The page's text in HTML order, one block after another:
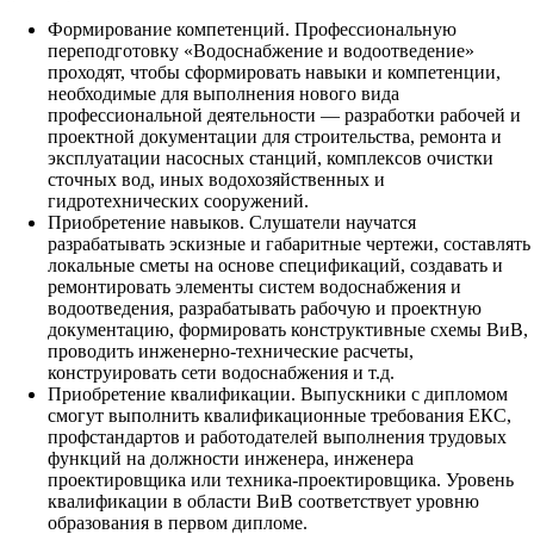
Формирование компетенций. Профессиональную
переподготовку «Водоснабжение и водоотведение»
проходят, чтобы сформировать навыки и компетенции,
необходимые для выполнения нового вида
профессиональной деятельности — разработки рабочей и
проектной документации для строительства, ремонта и
эксплуатации насосных станций, комплексов очистки
сточных вод, иных водохозяйственных и
гидротехнических сооружений.
Приобретение навыков. Слушатели научатся
разрабатывать эскизные и габаритные чертежи, составлять
локальные сметы на основе спецификаций, создавать и
ремонтировать элементы систем водоснабжения и
водоотведения, разрабатывать рабочую и проектную
документацию, формировать конструктивные схемы ВиВ,
проводить инженерно-технические расчеты,
конструировать сети водоснабжения и т.д.
Приобретение квалификации. Выпускники с дипломом
смогут выполнить квалификационные требования ЕКС,
профстандартов и работодателей выполнения трудовых
функций на должности инженера, инженера
проектировщика или техника-проектировщика. Уровень
квалификации в области ВиВ соответствует уровню
образования в первом дипломе.